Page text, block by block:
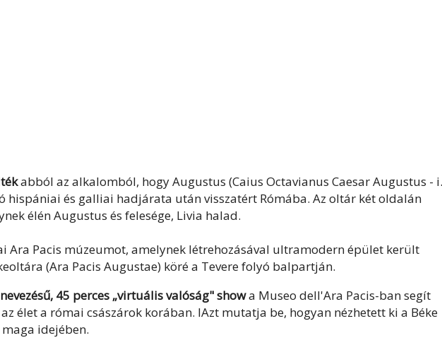
abból az alkalomból, hogy Augustus (Caius Octavianus Caesar Augustus -
hispániai és galliai hadjárata után visszatért Rómába. Az oltár két oldalán
élén Augustus és felesége, Livia halad.
Ara Pacis múzeumot, amelynek létrehozásával ultramodern épület került
(Ara Pacis Augustae) köré a Tevere folyó balpartján.
45 perces „virtuális valóság" showa Museo dell'Ara Pacis-ban segít
élet a római császárok korában. lAzt mutatja be, hogyan nézhetett ki a Béke
idejében.